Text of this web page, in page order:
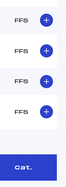
FFS
FFS
FFS
FFS
Cat.